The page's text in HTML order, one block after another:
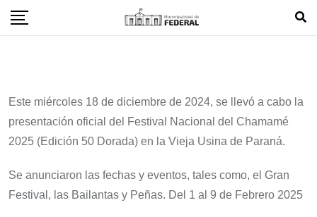
Skip
Este miércoles 18 de diciembre de 2024, se llevó a cabo la
presentación oficial del Festival Nacional del Chamamé
2025 (Edición 50 Dorada) en la Vieja Usina de Paraná.
Se anunciaron las fechas y eventos, tales como, el Gran
Festival, las Bailantas y Peñas. Del 1 al 9 de Febrero 2025